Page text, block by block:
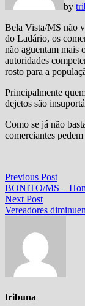
by
Bela Vista/MS não
do Ladário, os
não aguentam mais
autoridades
rosto para a
Principalmente
dejetos são
Como se já não
comerciantes
Navegação
de
Post
Previous PostPrevious
post:
BONITO/MS –
Next PostNext
post:
Vereadores
tribuna